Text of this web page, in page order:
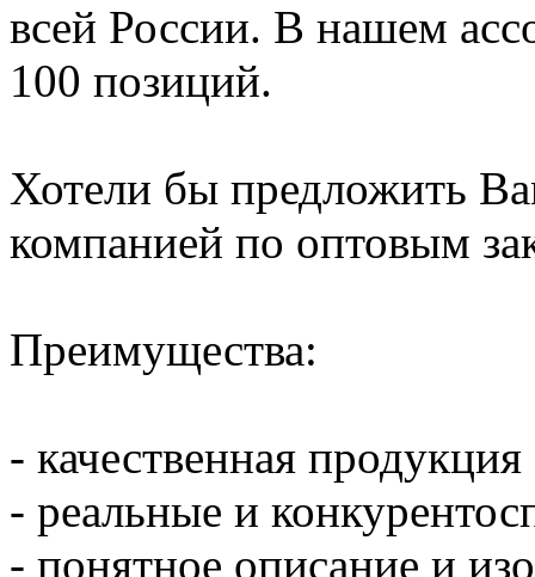
всей России. В нашем
100 позиций.
Хотели бы предложить
компанией по оптовым
Преимущества:
- качественная продукция
- реальные и
- понятное описание и